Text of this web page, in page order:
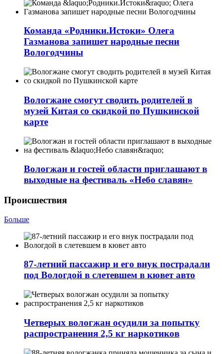
Команда «Родники.Истоки» Олега
Газманова запишет народные песни
Вологодчины
Вологжане смогут сводить родителей в
музей Китая со скидкой по Пушкинской
карте
Вологжан и гостей области приглашают в
выходные на фестиваль «Небо славян»
Происшествия
Больше
87-летний пассажир и его внук пострадали
под Вологдой в слетевшем в кювет авто
Четверых вологжан осудили за попытку
распространения 2,5 кг наркотиков